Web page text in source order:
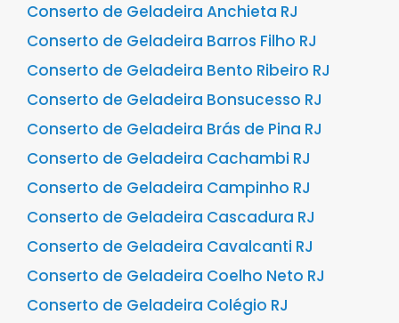
Conserto de Geladeira Anchieta RJ
Conserto de Geladeira Barros Filho RJ
Conserto de Geladeira Bento Ribeiro RJ
Conserto de Geladeira Bonsucesso RJ
Conserto de Geladeira Brás de Pina RJ
Conserto de Geladeira Cachambi RJ
Conserto de Geladeira Campinho RJ
Conserto de Geladeira Cascadura RJ
Conserto de Geladeira Cavalcanti RJ
Conserto de Geladeira Coelho Neto RJ
Conserto de Geladeira Colégio RJ